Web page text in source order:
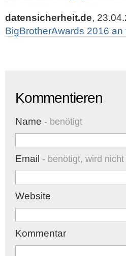
datensicherheit.de,
BigBrotherAwards 2016
Kommentieren
Name - benötigt
Email - benötigt, wird
Website
Kommentar